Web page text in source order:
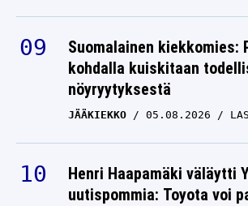
Suomalainen kiekkomies:
kohdalla kuiskitaan
nöyryytyksestä
JÄÄKIEKKO 05.08.2026
Henri Haapamäki väläytti
uutispommia: Toyota voi
suomalaisen rallikuskin